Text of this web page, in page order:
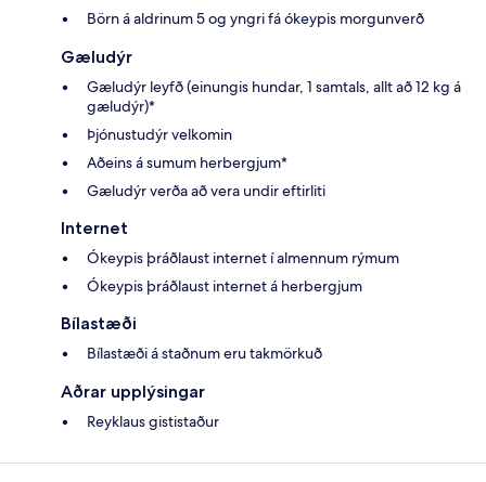
Börn á aldrinum 5 og yngri fá ókeypis morgunverð
Gæludýr
Gæludýr leyfð (einungis hundar, 1 samtals, allt að 12 kg á
gæludýr)*
Þjónustudýr velkomin
Aðeins á sumum herbergjum*
Gæludýr verða að vera undir eftirliti
Internet
Ókeypis þráðlaust internet í almennum rýmum
Ókeypis þráðlaust internet á herbergjum
Bílastæði
Bílastæði á staðnum eru takmörkuð
Aðrar upplýsingar
Reyklaus gististaður